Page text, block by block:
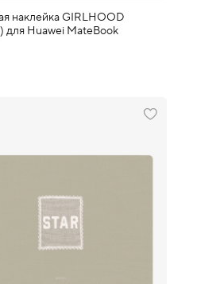
наклейка GIRLHOOD
для Huawei MateBook